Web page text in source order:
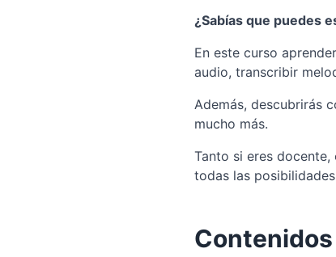
¿Sabías que puedes
En este curso
audio, transcribir
Además, descubrirás
mucho más.
Tanto si eres
todas las